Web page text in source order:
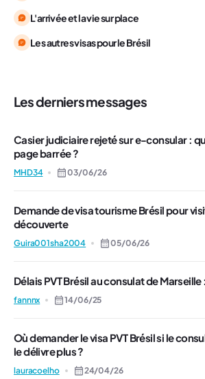
L'arrivée et la vie sur place
Les autres visas pour le Brésil
Les derniers messages
Casier judiciaire rejeté sur e-consular :
page barrée ?
MHD34 03/06/26
Demande de visa tourisme Brésil pour
découverte
Guira001sha2004 05/06/26
Délais PVT Brésil au consulat de
fannnx 14/06/25
Où demander le visa PVT Brésil si le
le délivre plus ?
lauracoelho 24/04/26